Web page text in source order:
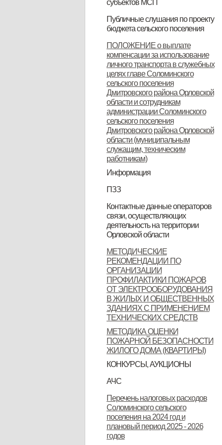
субъектов МСП
НПА
Вопрос-ответ
Имущество для бизнеса
Материалы корпорации
Коллегиальный орган
Публичные слушания по проекту
бюджета сельского поселения
ИТОГОВЫЙ ДОКУМЕНТ
публичных слушаний по проекту
муниципального правового акта
«О бюджете Соломинского
сельского поселения
Дмитровского района Орловской
области на 2021 год и плановый
период 2022-2023 годов»
ПОЛОЖЕНИЕ о выплате
компенсации за использование
личного транспорта в служебных
целях главе Соломинского
сельского поселения
Дмитровского района Орловской
области и сотрудникам
администрации Соломинского
сельского поселения
Дмитровского района Орловской
области (муниципальным
служащим, техническим
работникам)
Информация
Информация по дорогам
ПЗЗ
поселения Дмитровского района
Орловской области
Контактные данные операторов
связи, осуществляющих
деятельность на территории
Орловской области
Контактные данные операторов
связи, осуществляющих
деятельность на территории
Орловской области
МЕТОДИЧЕСКИЕ
РЕКОМЕНДАЦИИ ПО
ОРГАНИЗАЦИИ
ПРОФИЛАКТИКИ ПОЖАРОВ
ОТ ЭЛЕКТРООБОРУДОВАНИЯ
В ЖИЛЫХ И ОБЩЕСТВЕННЫХ
ЗДАНИЯХ С ПРИМЕНЕНИЕМ
ТЕХНИЧЕСКИХ СРЕДСТВ
МЕТОДИКА ОЦЕНКИ
ПОЖАРНОЙ БЕЗОПАСНОСТИ
ЖИЛОГО ДОМА (КВАРТИРЫ)
КОНКУРСЫ, АУКЦИОНЫ
Продажа земельных участков
АЧС
области от 23.11.2022 года № 674
"Об установлении
ограничительных мероприятий
области от 28.11.2022 года № 683
"О внесении изменений в Указ
Губернатора Орловской области
области от 28.11.2022 года № 684
"Об установлении
ограничительных мероприятий
Перечень налоговых расходов
Соломинского сельского
поселения на 2024 год и
плановый период 2025 - 2026
годов